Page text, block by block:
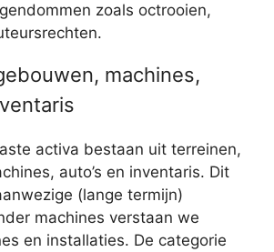
zoals octrooien,
machines,
activa bestaan uit terreinen,
auto’s en inventaris. Dit
(lange termijn)
machines verstaan we
en installaties. De categorie